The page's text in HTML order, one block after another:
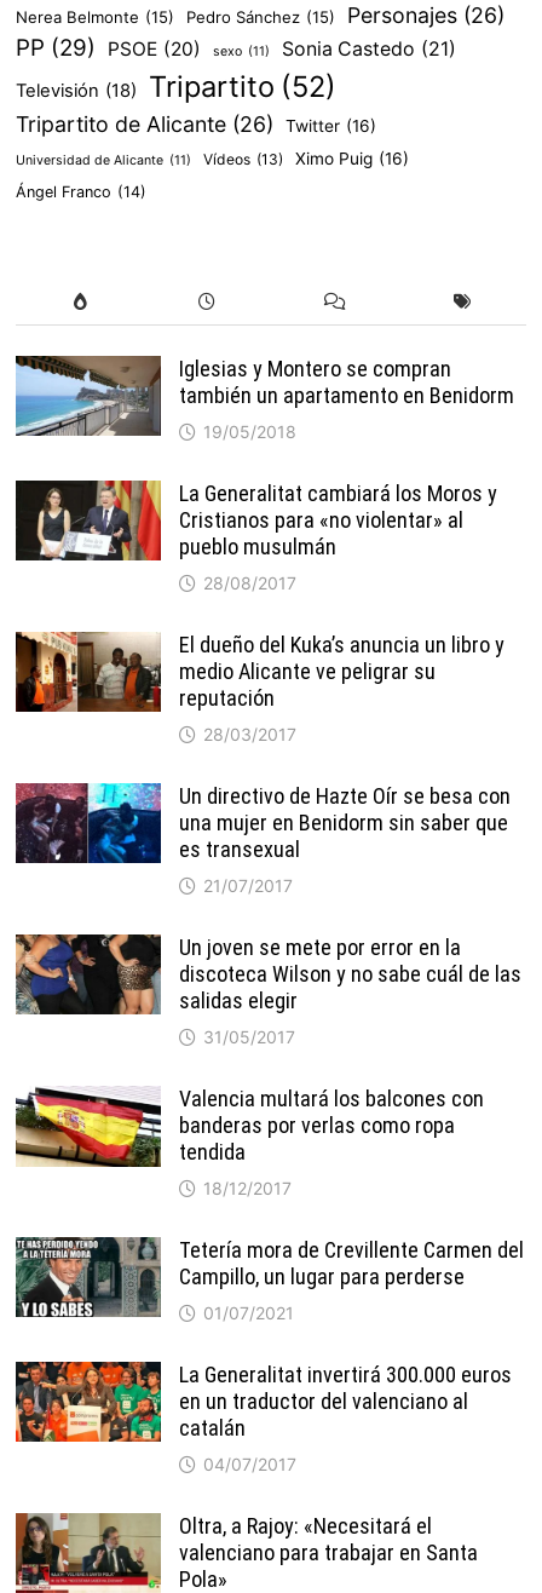
Nerea Belmonte (15) Pedro Sánchez (15) Personajes (26)
PP (29) PSOE (20) sexo (11) Sonia Castedo (21)
Televisión (18) Tripartito (52)
Tripartito de Alicante (26) Twitter (16)
Universidad de Alicante (11) Vídeos (13) Ximo Puig (16)
Ángel Franco (14)
Iglesias y Montero se compran
también un apartamento en Benidorm
19/05/2018
La Generalitat cambiará los Moros y
Cristianos para «no violentar» al
pueblo musulmán
28/08/2017
El dueño del Kuka’s anuncia un libro y
medio Alicante ve peligrar su
reputación
28/03/2017
Un directivo de Hazte Oír se besa con
una mujer en Benidorm sin saber que
es transexual
21/07/2017
Un joven se mete por error en la
discoteca Wilson y no sabe cuál de las
salidas elegir
31/05/2017
Valencia multará los balcones con
banderas por verlas como ropa
tendida
18/12/2017
Tetería mora de Crevillente Carmen del
Campillo, un lugar para perderse
01/07/2021
La Generalitat invertirá 300.000 euros
en un traductor del valenciano al
catalán
04/07/2017
Oltra, a Rajoy: «Necesitará el
valenciano para trabajar en Santa
Pola»